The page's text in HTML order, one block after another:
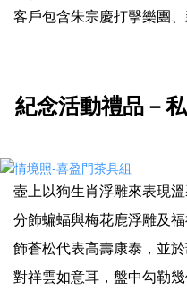
客戶包含朱宗慶打擊樂團
紀念活動禮品－
壺上以狗生肖浮雕來表現
分飾蝙蝠與梅花鹿浮雕及
飾蒼松代表高壽康泰，並
對祥雲如意耳，盤中勾勒